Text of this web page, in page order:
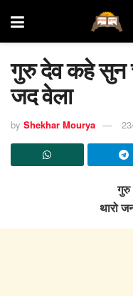
गुरु देव कहे सुन
जद वेला
by Shekhar Mourya
गुरु
थारो